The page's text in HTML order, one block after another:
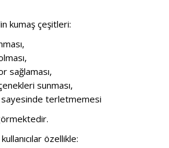
kumaş çeşitleri:
sağlaması,
sunması,
terletmemesi
özellikle: